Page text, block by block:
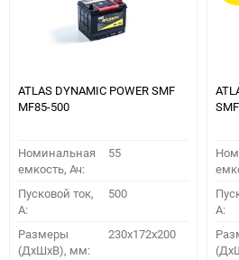
ATLAS DYNAMIC POWER SMF
MF85-500
Номинальная
емкость, Ач:
55
Пусковой ток,
A:
500
Размеры
(ДхШхВ), мм:
230x172x200
A: